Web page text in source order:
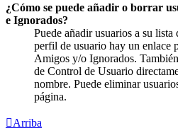
¿Cómo se puede añadir o borrar
e Ignorados?
Puede añadir usuarios a su lista
perfil de usuario hay un enlace
Amigos y/o Ignorados.
de Control de Usuario
nombre. Puede eliminar
página.
Arriba